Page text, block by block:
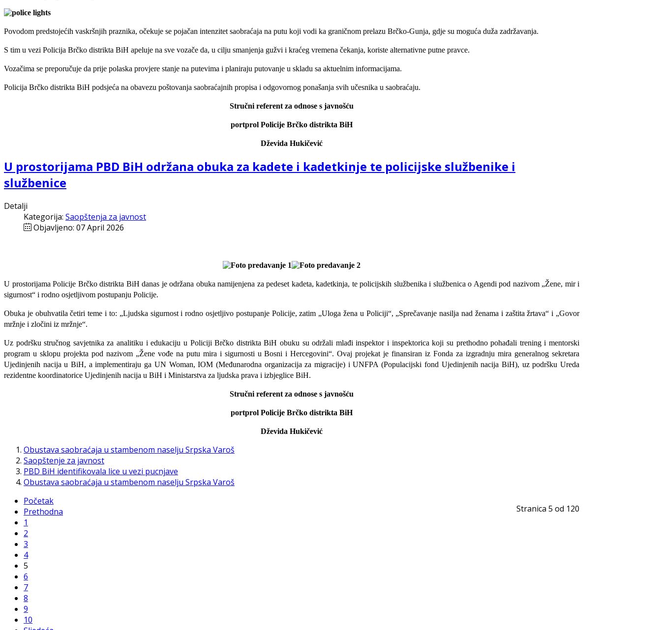
Povodom predstojećih vaskršnjih praznika, očekuje se pojačan intenzitet saobraćaja na putu koji vodi ka graničnom prelazu Brčko-Gunja, gdje su moguća duža zadržavanja.
S tim u vezi Policija Brčko distrikta BiH apeluje na sve vozače da, u cilju smanjenja gužvi i kraćeg vremena čekanja, koriste alternativne putne pravce.
Vozačima se preporučuje da prije polaska provjere stanje na putevima i planiraju putovanje u skladu sa aktuelnim informacijama.
Policija Brčko distrikta BiH podsjeća na obavezu poštovanja saobraćajnih propisa i odgovornog ponašanja svih učesnika u saobraćaju.
Stručni referent za odnose s javnošću
portprol Policije Brčko distrikta BiH
Dževida Hukičević
U prostorijama PBD BiH održana obuka za kadete i kadetkinje te policijske službenike i
službenice
Detalji
Kategorija: Saopštenja za javnost
Objavljeno: 07 April 2026
U prostorijama Policije Brčko distrikta BiH danas je održana obuka namijenjena za pedeset kadeta, kadetkinja, te policijskih službenika i službenica o Agendi pod nazivom „Žene, mir i
sigurnost“ i rodno osjetljivom postupanju Policije.
Obuka je obuhvatila četiri teme i to: „Ljudska sigurnost i rodno osjetljivo postupanje Policije, zatim „Uloga žena u Policiji“, „Sprečavanje nasilja nad ženama i zaštita žrtava“ i „Govor
mržnje i zločini iz mržnje“.
Uz podršku stručnog savjetnika za analitiku i edukaciju u Policiji Brčko distrikta BiH obuku su održali mlađi inspektor i inspektorica koji su prethodno pohađali trening i mentorski
program u sklopu projekta pod nazivom „Žene vođe na putu mira i sigurnosti u Bosni i Hercegovini“. Ovaj projekat je finansiran iz Fonda za izgradnju mira generalnog sekretara
Ujedinjenih nacija u BiH, a implementiraju ga UN Woman, IOM (Međunarodna organizacija za migracije) i UNFPA (Populacijski fond Ujedinjenih nacija BiH), uz podršku Ureda
rezidentne koordinatorice Ujedinjenih nacija u BiH i Ministarstva za ljudska prava i izbjeglice BiH.
Stručni referent za odnose s javnošću
portprol Policije Brčko distrikta BiH
Dževida Hukičević
Obustava saobraćaja u stambenom naselju Srpska Varoš
Saopštenje za javnost
PBD BiH identifikovala lice u vezi pucnjave
Obustava saobraćaja u stambenom naselju Srpska Varoš
Stranica 5 od 120
Početak
Prethodna
1
2
3
4
5
6
7
8
9
10